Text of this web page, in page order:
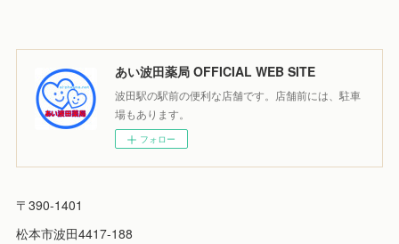
あい波田薬局 OFFICIAL WEB SITE
波田駅の駅前の便利な店舗です。店舗前には、駐車
場もあります。
フォロー
〒390-1401
松本市波田4417-188